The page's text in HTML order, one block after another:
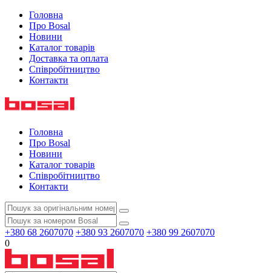
Головна
Про Bosal
Новини
Каталог товарів
Доставка та оплата
Співробітництво
Контакти
Головна
Про Bosal
Новини
Каталог товарів
Співробітництво
Контакти
+380 68 2607070 +380 93 2607070 +380 99 2607070
0